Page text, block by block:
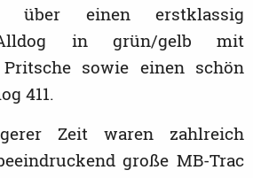
über einen erstklassig
in grün/gelb mit
sowie einen schön
411.
Zeit waren zahlreich
große MB-Trac